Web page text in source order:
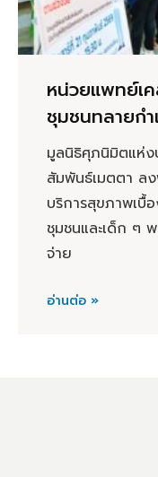
หน่วยแพทย์เ
ชุมชนทลายก
มูลนิธิศุภนิมิตแห่ง
สัมพันธ์เมตตา ล
บริการสุขภาพเบื้
ชุมชนและเด็ก ๆ
จ่าย
อ่านต่อ »